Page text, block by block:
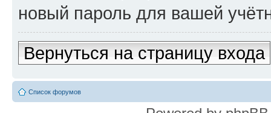
новый пароль для вашей
Вернуться на страницу входа
Список форумов